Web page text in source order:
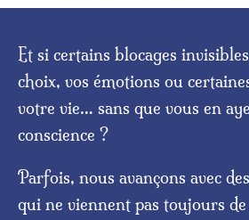
Et si certains blocages
choix, vos émotions ou
votre vie… sans que vous en
conscience ?
Parfois, nous avançons avec
qui ne viennent pas toujours de